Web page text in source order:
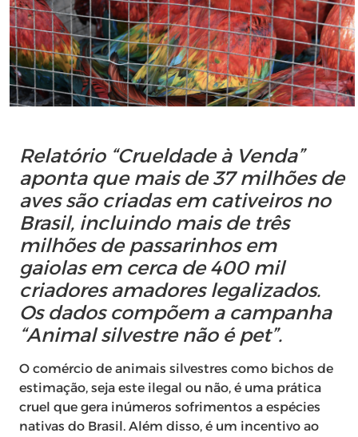
Relatório “Crueldade à Venda”
aponta que mais de 37 milhões de
aves são criadas em cativeiros no
Brasil, incluindo mais de três
milhões de passarinhos em
gaiolas em cerca de 400 mil
criadores amadores legalizados.
Os dados compõem a campanha
“Animal silvestre não é pet”.
O comércio de animais silvestres como bichos de
estimação, seja este ilegal ou não, é uma prática
cruel que gera inúmeros sofrimentos a espécies
nativas do Brasil. Além disso, é um incentivo ao